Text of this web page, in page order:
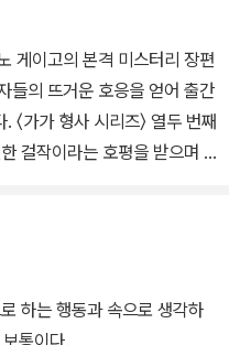
게이고의 본격 미스터리 장편
들의 뜨거운 호응을 얻어 출간
가가 형사 시리즈〉 열두 번째
걸작이라는 호평을 받으며 2
인사건에서 살아남은 사람들
형사 ‘가가 교이치로’가 참석
탐정이 활약하는 미스터리
하는 행동과 속으로 생각하